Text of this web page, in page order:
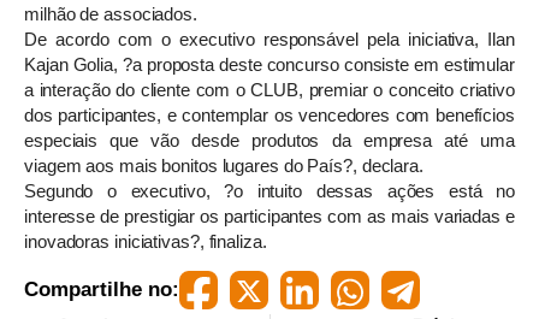
milhão de associados.
De acordo com o executivo responsável pela iniciativa, Ilan
Kajan Golia, ?a proposta deste concurso consiste em estimular
a interação do cliente com o CLUB, premiar o conceito criativo
dos participantes, e contemplar os vencedores com benefícios
especiais que vão desde produtos da empresa até uma
viagem aos mais bonitos lugares do País?, declara.
Segundo o executivo, ?o intuito dessas ações está no
interesse de prestigiar os participantes com as mais variadas e
inovadoras iniciativas?, finaliza.
Compartilhe no: